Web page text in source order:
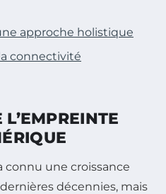
approche holistique
connectivité
connu une croissance
décennies, mais